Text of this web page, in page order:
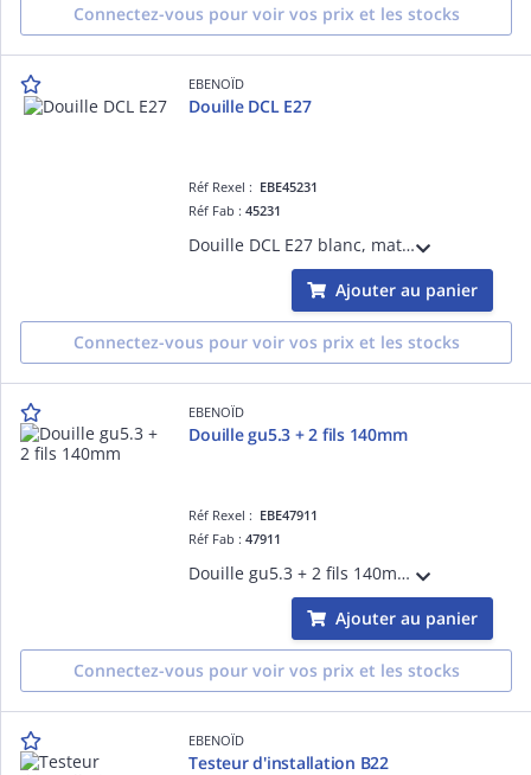
Connectez-vous pour voir vos prix et les stocks
EBENOÏD
Douille DCL E27
Réf Rexel : EBE45231
Réf Fab :45231
Douille DCL E27 blanc, matériau:plastique
Ajouter au panier
Connectez-vous pour voir vos prix et les stocks
EBENOÏD
Douille gu5.3 + 2 fils 140mm
Réf Rexel : EBE47911
Réf Fab :47911
Douille gu5.3 + 2 fils 140mm blanc, douille:GU5,3
Ajouter au panier
Connectez-vous pour voir vos prix et les stocks
EBENOÏD
Testeur d'installation B22